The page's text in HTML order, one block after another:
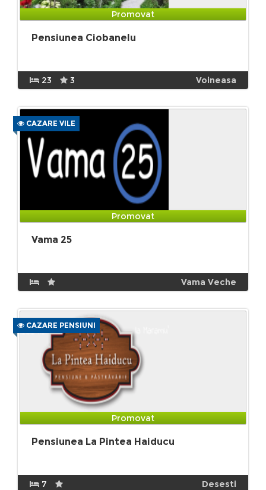
Promovat
Pensiunea Ciobanelu
23 3 Voineasa
CAZARE VILE
Promovat
Vama 25
Vama Veche
CAZARE PENSIUNI
Promovat
Pensiunea La Pintea Haiducu
7 Desesti